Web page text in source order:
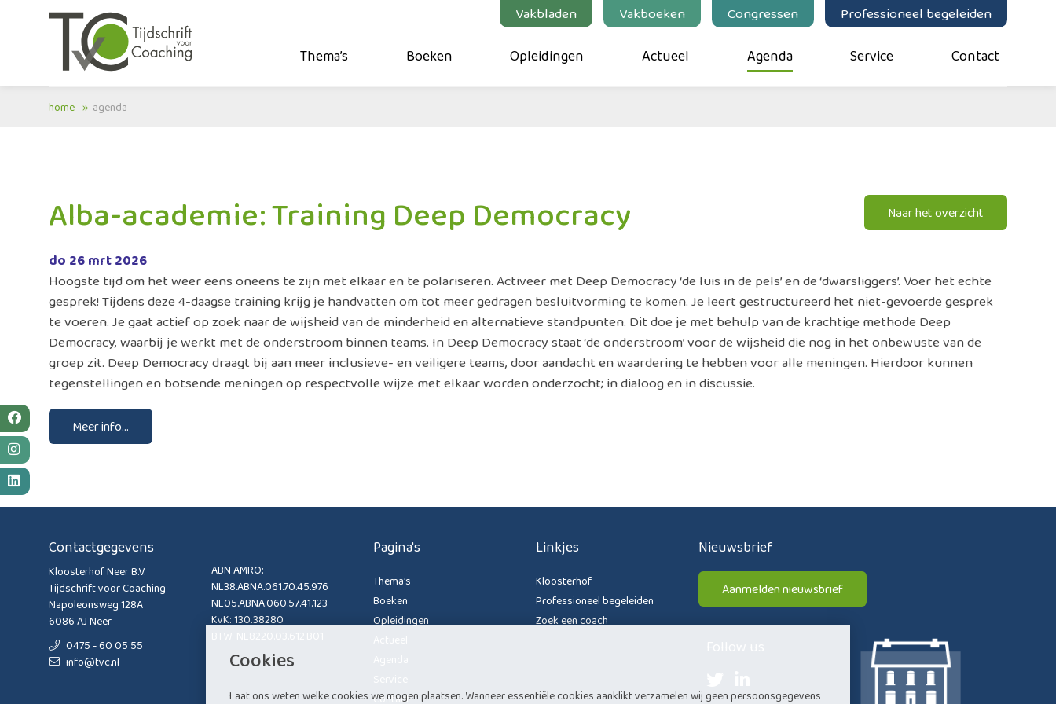
Cookies
Laat ons weten welke cookies we mogen plaatsen. Wanneer essentiële cookies aanklikt verzamelen wij geen persoonsgegevens
Vakbladen Vakboeken Congressen Professioneel begeleiden
Thema’s Boeken Opleidingen Actueel Agenda Service Contact
home agenda
Naar het overzicht
Alba-academie: Training Deep Democracy
do 26 mrt 2026
Hoogste tijd om het weer eens oneens te zijn met elkaar en te polariseren. Activeer met Deep Democracy ‘de luis in de pels’ en de ‘dwarsliggers’. Voer het echte
gesprek! Tijdens deze 4-daagse training krijg je handvatten om tot meer gedragen besluitvorming te komen. Je leert gestructureerd het niet-gevoerde gesprek
te voeren. Je gaat actief op zoek naar de wijsheid van de minderheid en alternatieve standpunten. Dit doe je met behulp van de krachtige methode Deep
Democracy, waarbij je werkt met de onderstroom binnen teams. In Deep Democracy staat ‘de onderstroom’ voor de wijsheid die nog in het onbewuste van de
groep zit. Deep Democracy draagt bij aan meer inclusieve- en veiligere teams, door aandacht en waardering te hebben voor alle meningen. Hierdoor kunnen
tegenstellingen en botsende meningen op respectvolle wijze met elkaar worden onderzocht; in dialoog en in discussie.
Meer info...
Contactgegevens
Kloosterhof Neer B.V.
Tijdschrift voor Coaching
Napoleonsweg 128A
6086 AJ Neer
0475 - 60 05 55
info@tvc.nl
ABN AMRO:
NL38.ABNA.061.70.45.976
NL05.ABNA.060.57.41.123
KvK: 130.38280
Pagina's
Thema’s
Boeken
Opleidingen
Contact
Linkjes
Kloosterhof
Professioneel begeleiden
Zoek een coach
Nieuwsbrief
Aanmelden nieuwsbrief